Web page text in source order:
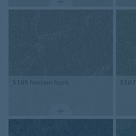
5105 hessian hush 5107